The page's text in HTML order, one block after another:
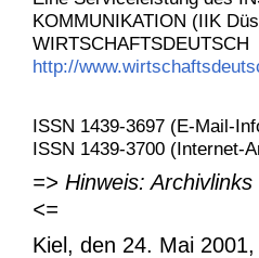
KOMMUNIKATION (IIK
WIRTSCHAFTSDEUTSCH
http://
ISSN 1439-3697 (E-Mail-
ISSN 1439-3700 (Internet-
=> Hinweis:
<=
Kiel, den 24. Mai